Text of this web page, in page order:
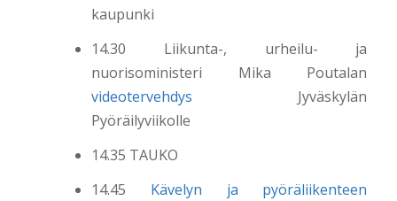
kaupunki
14.30 Liikunta-, urheilu- ja
nuorisoministeri Mika Poutalan
videotervehdys Jyväskylän
Pyöräilyviikolle
14.35 TAUKO
14.45 Kävelyn ja pyöräliikenteen